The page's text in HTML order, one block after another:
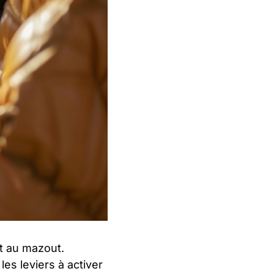
au mazout.
leviers à activer